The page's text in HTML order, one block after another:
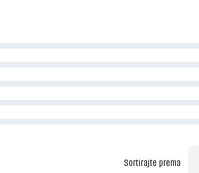
Sortirajte prema